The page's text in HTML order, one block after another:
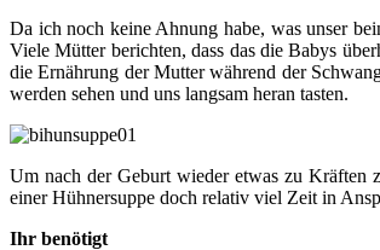
Da ich noch keine Ahnung habe, was unser
Viele Mütter berichten, dass das die Babys
die Ernährung der Mutter während der
werden sehen und uns langsam heran tasten.
Um nach der Geburt wieder etwas zu Kräften
einer Hühnersuppe doch relativ viel Zeit in
Ihr benötigt